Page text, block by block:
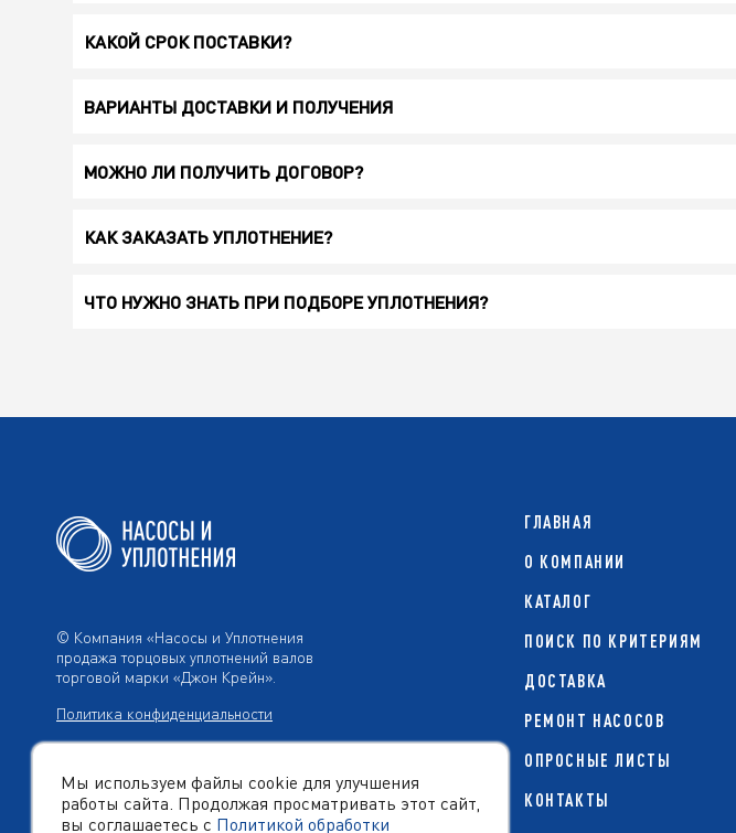
Мы используем файлы cookie для улучшения
работы сайта. Продолжая просматривать этот сайт,
вы соглашаетесь с Политикой обработки
КАКОЙ СРОК ПОСТАВКИ?
ВАРИАНТЫ ДОСТАВКИ И ПОЛУЧЕНИЯ
МОЖНО ЛИ ПОЛУЧИТЬ ДОГОВОР?
КАК ЗАКАЗАТЬ УПЛОТНЕНИЕ?
ЧТО НУЖНО ЗНАТЬ ПРИ ПОДБОРЕ УПЛОТНЕНИЯ?
© Компания «Насосы и Уплотнения
продажа торцовых уплотнений валов
торговой марки «Джон Крейн».
Политика конфиденциальности
Создано в компании«Акива»– помогаем продвигать и
продавать
ГЛАВНАЯ
О КОМПАНИИ
КАТАЛОГ
ПОИСК ПО КРИТЕРИЯМ
ДОСТАВКА
РЕМОНТ НАСОСОВ
ОПРОСНЫЕ ЛИСТЫ
КОНТАКТЫ